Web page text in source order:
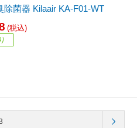
除菌器 Kilaair KA-F01-WT
(税込)